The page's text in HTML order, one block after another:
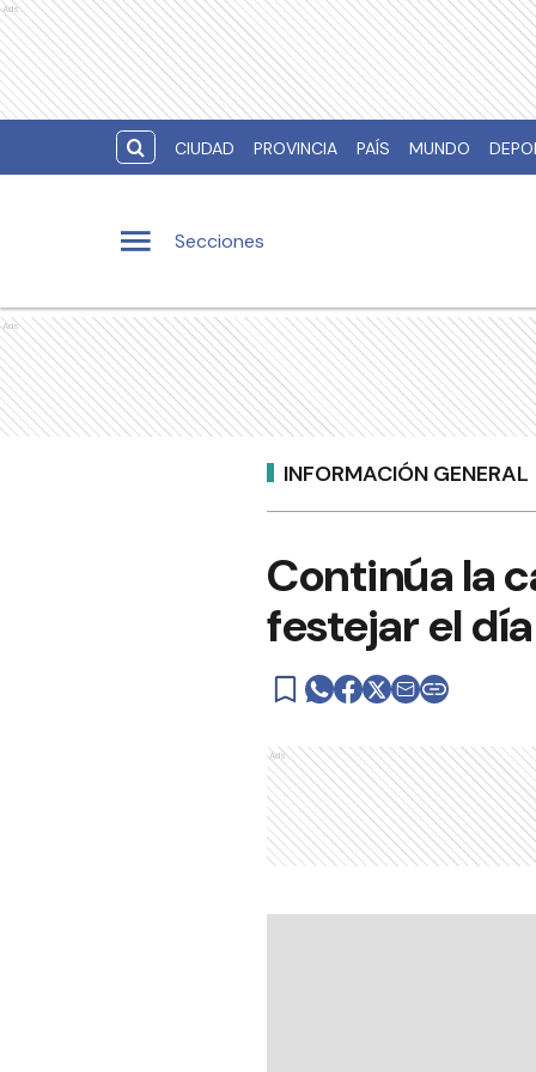
Ads
CIUDAD PROVINCIA PAÍS MUNDO
Secciones
Ads
INFORMACIÓN GENERAL
Continúa la
festejar el
Ads